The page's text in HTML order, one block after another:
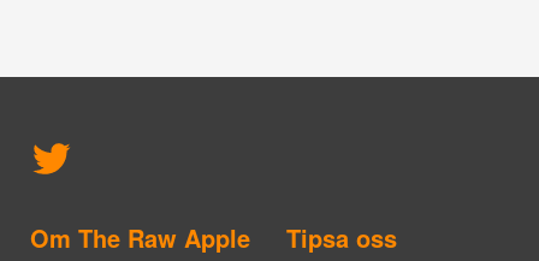
Om The Raw Apple Tipsa oss